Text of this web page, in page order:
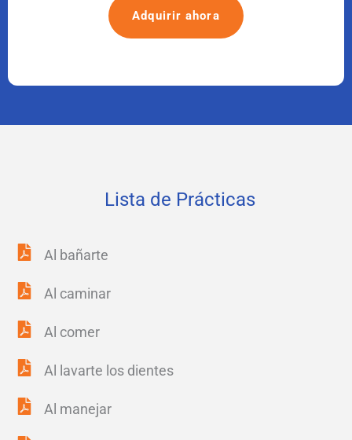
Adquirir ahora
Lista de Prácticas
Al bañarte
Al caminar
Al comer
Al lavarte los dientes
Al manejar